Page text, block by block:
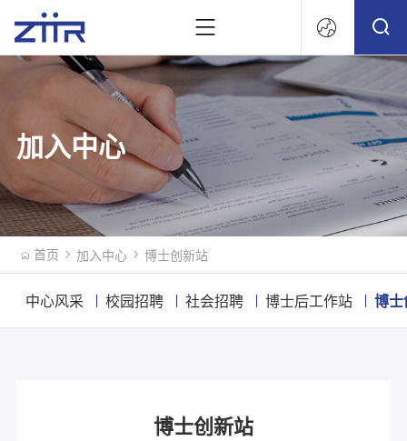
加入中心
首页 加入中心 博士创新站
中心风采 校园招聘 社会招聘 博士后工作站 博
博士创新站